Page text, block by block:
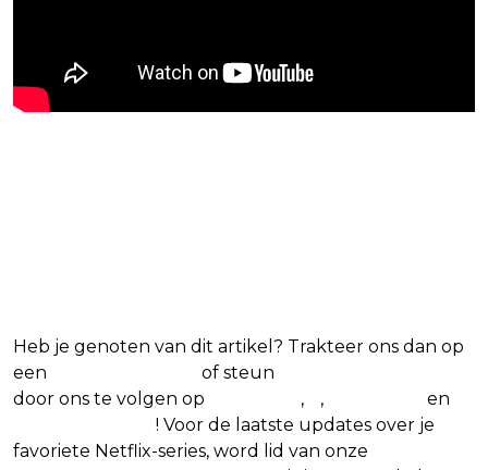
Heb je genoten van dit artikel? Trakteer ons dan op
een
of steun
door ons te volgen op
, ,
en
! Voor de laatste updates over je
favoriete Netflix-series, word lid van onze